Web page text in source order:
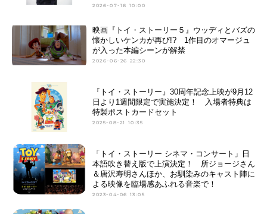
2026-07-16 10:00
映画『トイ・ストーリー５』ウッディとバズの
懐かしいケンカが再び!? 1作目のオマージュ
が入った本編シーンが解禁
2026-06-26 22:30
『トイ・ストーリー』30周年記念上映が9月12
日より1週間限定で実施決定！ 入場者特典は
特製ポストカードセット
2025-08-21 10:35
「トイ・ストーリー シネマ・コンサート」日
本語吹き替え版で上演決定！ 所ジョージさん
＆唐沢寿明さんほか、お馴染みのキャスト陣に
よる映像を臨場感あふれる音楽で！
2023-04-06 13:05